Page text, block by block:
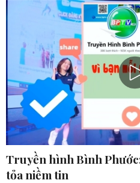
Truyền hình Bình
tỏa niềm tin